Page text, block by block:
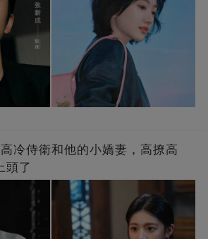
高冷侍衛和他的小嬌妻，高撩高
頭了